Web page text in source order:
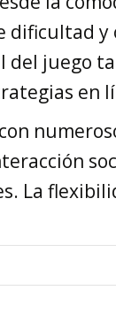
del juego
en
La